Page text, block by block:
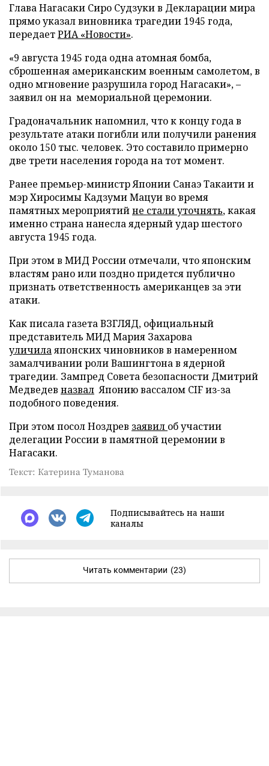
Глава Нагасаки Сиро Судзуки в Декларации мира
прямо указал виновника трагедии 1945 года,
передаетРИА «Новости».
«9 августа 1945 года одна атомная бомба,
сброшенная американским военным самолетом, в
одно мгновение разрушила город Нагасаки», –
заявил он на мемориальной церемонии.
Градоначальник напомнил, что к концу года в
результате атаки погибли или получили ранения
около 150 тыс. человек. Это составило примерно
две трети населения города на тот момент.
Ранее премьер-министр Японии Санаэ Такаити и
мэр Хиросимы Кадзуми Мацуи во время
памятных мероприятийне стали уточнять, какая
именно страна нанесла ядерный удар шестого
августа 1945 года.
При этом в МИД России отмечали, что японским
властям рано или поздно придется публично
признать ответственность американцев за эти
атаки.
Как писала газета ВЗГЛЯД, официальный
представитель МИД Мария Захарова
уличилаяпонских чиновников в намеренном
замалчивании роли Вашингтона в ядерной
трагедии. Зампред Совета безопасности Дмитрий
Медведев назвал Японию вассалом CIF из-за
подобного поведения.
При этом посол Ноздрев заявил об участии
делегации России в памятной церемонии в
Нагасаки.
Текст: Катерина Туманова
Подписывайтесь на наши
каналы
Читать комментарии (23)